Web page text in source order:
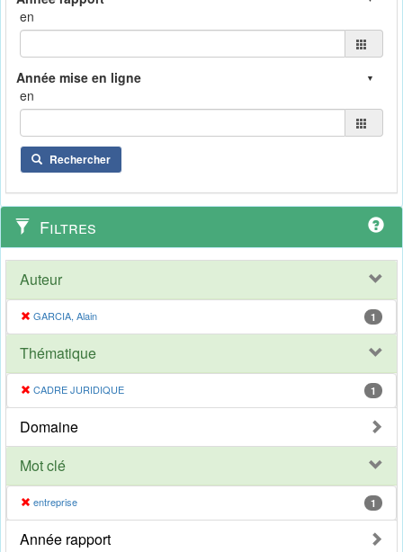
en
en
Rechercher
Filtres
Auteur
GARCIA, Alain 1
Thématique
CADRE JURIDIQUE 1
Domaine
Mot clé
entreprise 1
Année rapport